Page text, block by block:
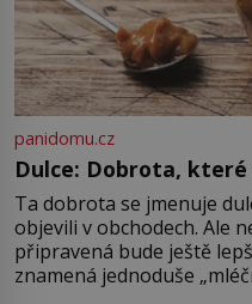
panidomu.cz
Dulce: Dobrota,
Ta dobrota se jmenuje
objevili v obchodech. Ale
připravená bude ještě
znamená jednoduše